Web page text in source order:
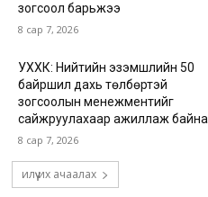
зогсоол барьжээ
8 сар 7, 2026
УХХК: Нийтийн эзэмшлийн 50
байршил дахь төлбөртэй
зогсоолын менежментийг
сайжруулахаар ажиллаж байна
8 сар 7, 2026
илүү их ачаалах